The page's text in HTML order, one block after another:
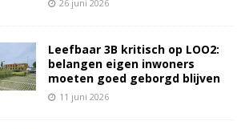
26 juni 2026
Leefbaar 3B kritisch op LOO2:
belangen eigen inwoners
moeten goed geborgd blijven
11 juni 2026